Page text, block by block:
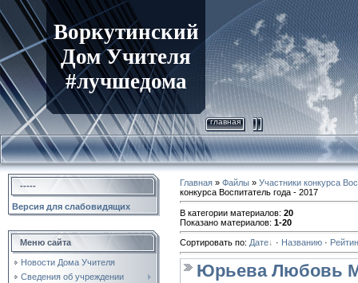
Воркутинский
Дом Учителя
#лучшедома
главная
-----
Версия для слабовидящих
Меню сайта
Новости Дома Учителя
Сведения об учреждении
Главная » Файлы » Участники конкурса
конкурса Воспитатель года - 2017
В категории материалов: 20
Показано материалов: 1-20
Сортировать по: Дате · Названию ·
Юрьева Любовь